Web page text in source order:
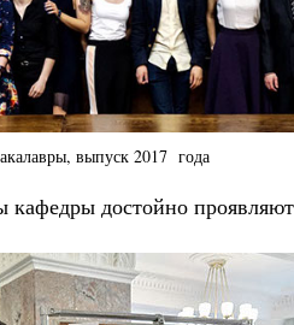
выпуск 2017 года
кафедры достойно